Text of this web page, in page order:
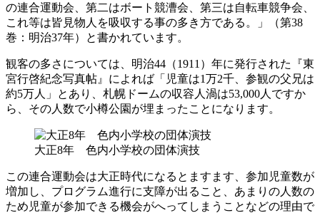
の連合運動会、第二はボート競漕会、第三は自転車競争会、
これ等は皆見物人を吸収する事の多き方である。」（第38
巻：明治37年）と書かれています。
観客の多さについては、明治44（1911）年に発行された『東
宮行啓紀念写真帖』によれば「児童は1万2千、参観の父兄は
約5万人」とあり、札幌ドームの収容人渦は53,000人ですか
ら、その人数で小樽公園が埋まったことになります。
大正8年 色内小学校の団体演技
この連合運動会は大正時代になるとますます、参加児童数が
増加し、プログラム進行に支障が出ること、あまりの人数の
ため児童が参加できる機会がへってしまうことなどの理由で